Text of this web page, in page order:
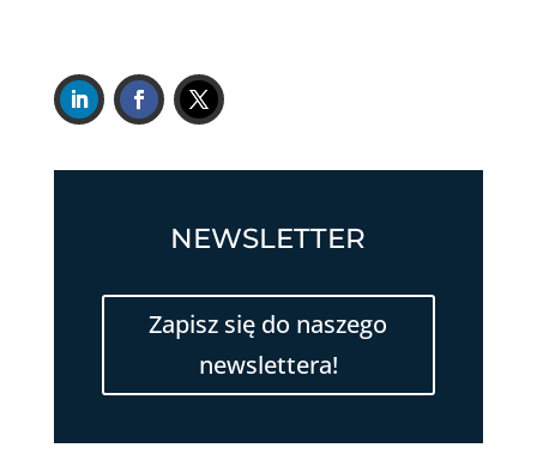
NEWSLETTER
Zapisz się do naszego
newslettera!